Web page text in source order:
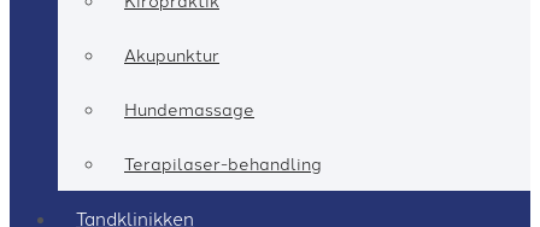
Akupunktur
Hundemassage
Terapilaser-behandling
Tandklinikken